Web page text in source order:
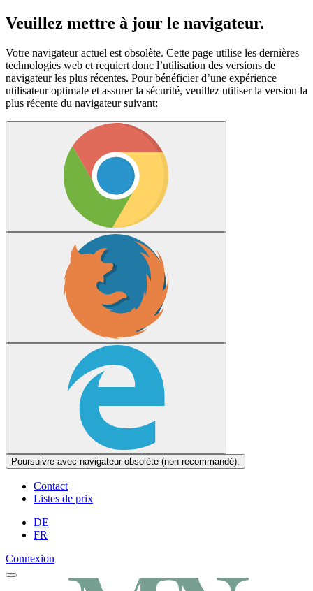
Veuillez mettre à jour le navigateur.
Votre navigateur actuel est obsolète. Cette page utilise les dernières
technologies web et requiert donc l’utilisation des versions de
navigateur les plus récentes. Pour bénéficier d’une expérience
utilisateur optimale et assurer la sécurité, veuillez utiliser la version la
plus récente du navigateur suivant:
Poursuivre avec navigateur obsolète (non recommandé).
Contact
Listes de prix
DE
FR
Connexion